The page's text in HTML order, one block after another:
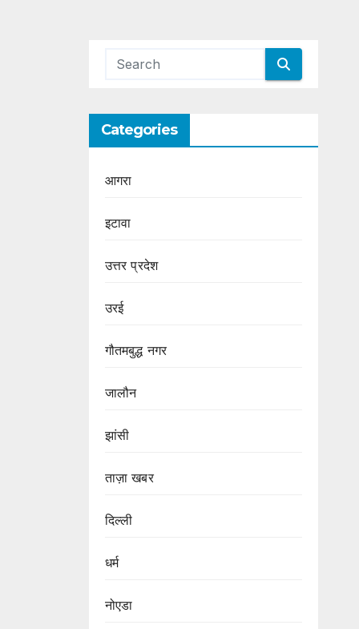
Categories
आगरा
इटावा
उत्तर प्रदेश
उरई
गौतमबुद्ध नगर
जालौन
झांसी
ताज़ा खबर
दिल्ली
धर्म
नोएडा